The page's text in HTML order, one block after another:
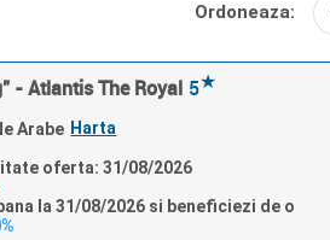
Ordoneaza:
- Atlantis The Royal 5★
Arabe Harta
oferta: 31/08/2026
la 31/08/2026 si beneficiezi de o